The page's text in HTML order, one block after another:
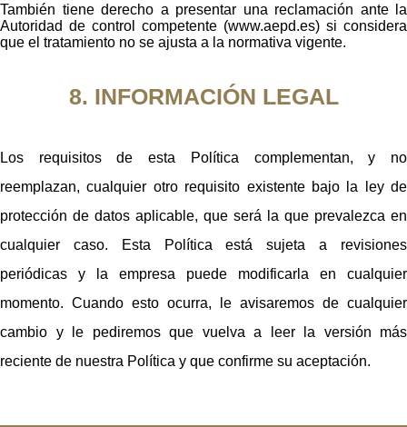
También tiene derecho a presentar una reclamación ante la
Autoridad de control competente (www.aepd.es) si considera
que el tratamiento no se ajusta a la normativa vigente.
8. INFORMACIÓN LEGAL
Los requisitos de esta Política complementan, y no
reemplazan, cualquier otro requisito existente bajo la ley de
protección de datos aplicable, que será la que prevalezca en
cualquier caso. Esta Política está sujeta a revisiones
periódicas y la empresa puede modificarla en cualquier
momento. Cuando esto ocurra, le avisaremos de cualquier
cambio y le pediremos que vuelva a leer la versión más
reciente de nuestra Política y que confirme su aceptación.